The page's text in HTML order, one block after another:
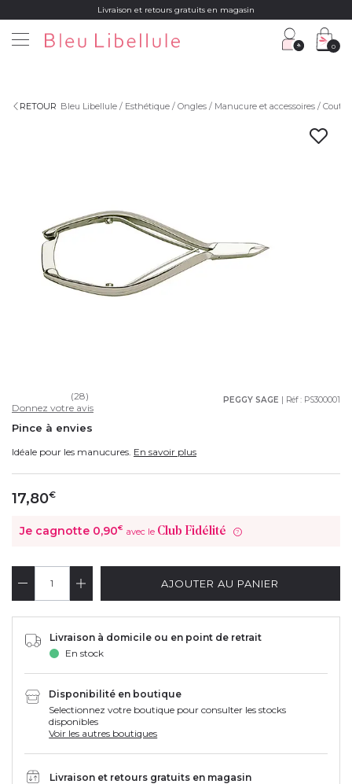
Livraison et retours gratuits en magasin
0
RETOUR Bleu Libellule Esthétique Ongles Manucure et accessoires
PEGGY SAGE | Réf : PS300001
(28)
Donnez votre avis
Pince à envies
Idéale pour les manucures. En savoir plus
17,80€
Je cagnotte 0,90€ avec le Club Fidélité ?
AJOUTER AU PANIER
Livraison à domicile ou en point de retrait
En stock
Disponibilité en boutique
Selectionnez votre boutique pour consulter les stocks
disponibles
Voir les autres boutiques
Livraison et retours gratuits en magasin